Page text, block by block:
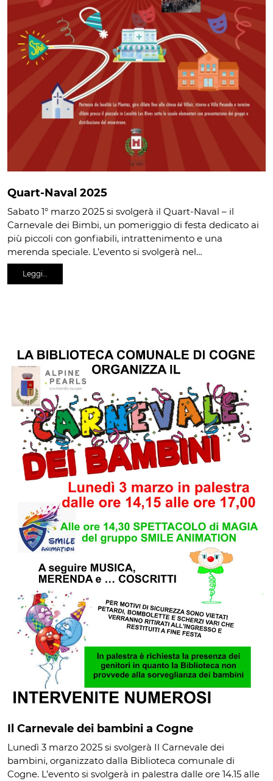
Quart-Naval 2025
Sabato 1° marzo 2025 si svolgerà il Quart-Naval – il
Carnevale dei Bimbi, un pomeriggio di festa dedicato ai
più piccoli con gonfiabili, intrattenimento e una
merenda speciale. L’evento si svolgerà nel…
Leggi…
Il Carnevale dei bambini a Cogne
Lunedì 3 marzo 2025 si svolgerà Il Carnevale dei
bambini, organizzato dalla Biblioteca comunale di
Cogne. L’evento si svolgerà in palestra dalle ore 14.15 alle